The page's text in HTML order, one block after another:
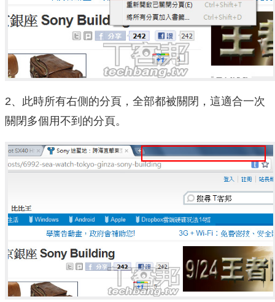
2、此時所有右側的分頁，全部都被關閉，這適合一次
關閉多個用不到的分頁。